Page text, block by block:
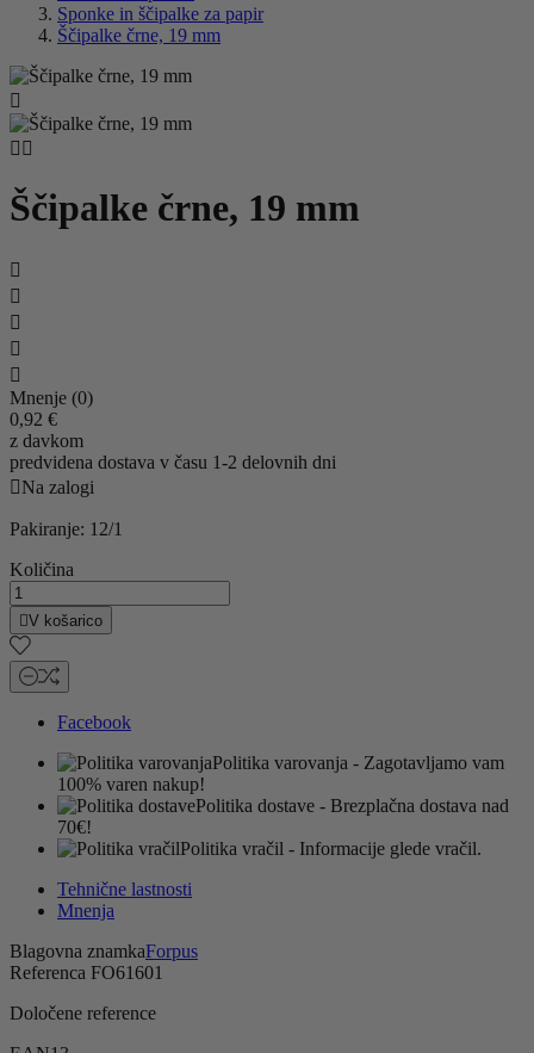
Sponke in ščipalke za papir
Ščipalke črne, 19 mm

 
Ščipalke črne, 19 mm





Mnenje (0)
0,92 €
z davkom
predvidena dostava v času 1-2 delovnih dni
Na zalogi
Pakiranje: 12/1
Količina
V košarico
Facebook
Politika varovanja - Zagotavljamo vam
100% varen nakup!
Politika dostave - Brezplačna dostava nad
70€!
Politika vračil - Informacije glede vračil.
Tehnične lastnosti
Mnenja
Blagovna znamkaForpus
Referenca FO61601
Določene reference